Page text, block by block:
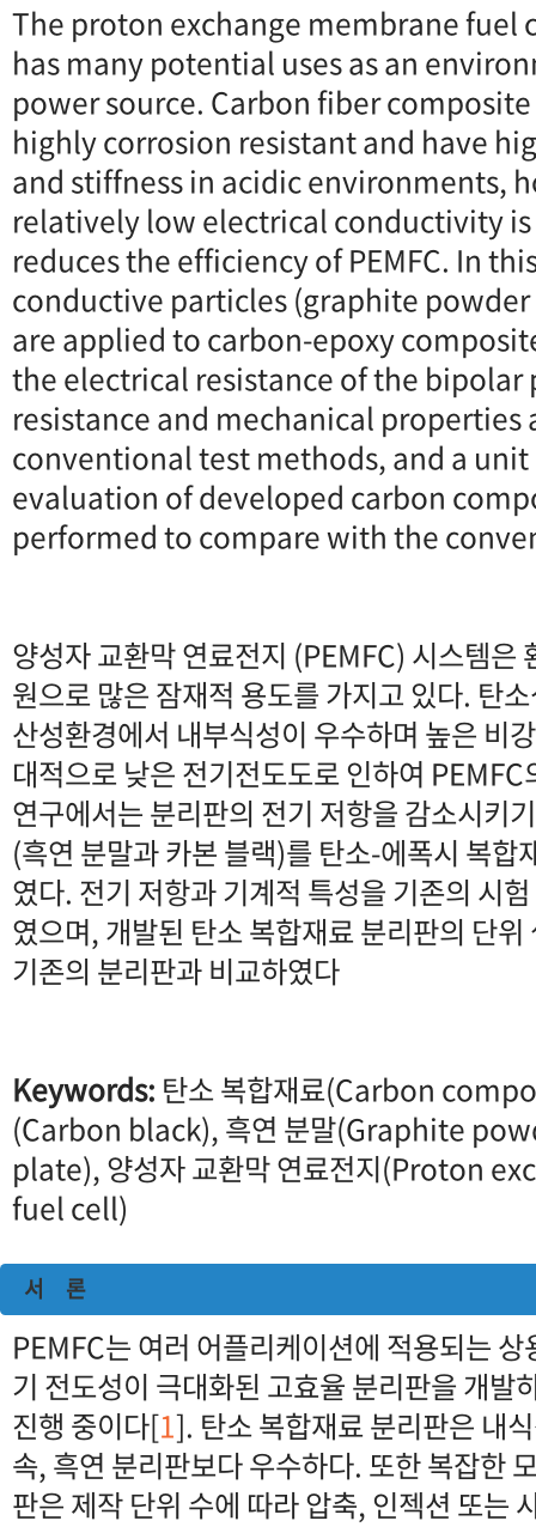
The proton exchange membrane fuel
has many potential uses as an
power source. Carbon fiber
highly corrosion resistant and have
and stiffness in acidic environments,
relatively low electrical conductivity
reduces the efficiency of PEMFC. In
conductive particles (graphite
are applied to carbon-epoxy
the electrical resistance of the bipolar
resistance and mechanical properties
conventional test methods, and a
evaluation of developed carbon
performed to compare with the
양성자 교환막 연료전지 (PEMFC) 시스템은
원으로 많은 잠재적 용도를 가지고 있다. 탄
산성환경에서 내부식성이 우수하며 높은 비
대적으로 낮은 전기전도도로 인하여
연구에서는 분리판의 전기 저항을 감소시키
(흑연 분말과 카본 블랙)를 탄소-에폭시 복합
였다. 전기 저항과 기계적 특성을 기존의 시
였으며, 개발된 탄소 복합재료 분리판의 단
기존의 분리판과 비교하였다
Keywords: 탄소 복합재료(Carbon
(Carbon black), 흑연 분말(Graphite
plate), 양성자 교환막 연료전지(Proton
fuel cell)
서 론
PEMFC는 여러 어플리케이션에 적용되는
기 전도성이 극대화된 고효율 분리판을 개발
진행 중이다[1]. 탄소 복합재료 분리판은 내
속, 흑연 분리판보다 우수하다. 또한 복잡한
판은 제작 단위 수에 따라 압축, 인젝션 또는